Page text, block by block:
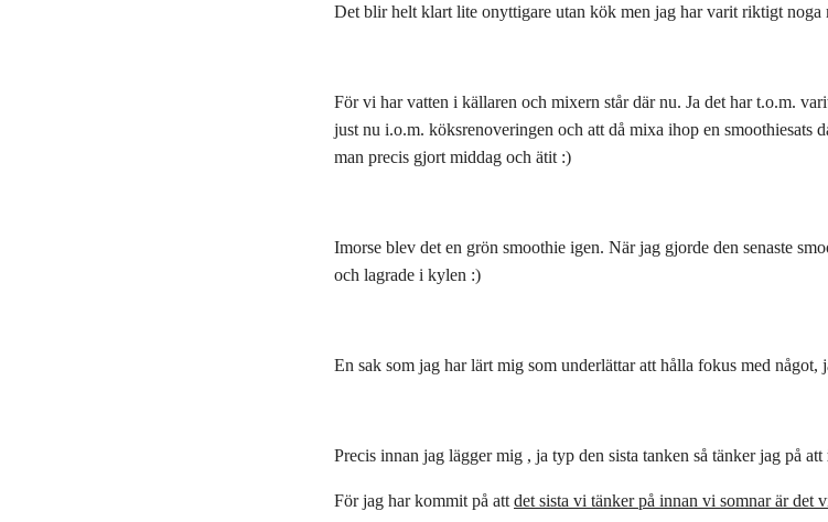
Det blir helt klart lite onyttigare utan kök men jag har varit riktigt noga
För vi har vatten i källaren och mixern står där nu. Ja det har t.o.m.
just nu i.o.m. köksrenoveringen och att då mixa ihop en smoothiesats
man precis gjort middag och ätit :)
Imorse blev det en grön smoothie igen. När jag gjorde den senaste
och lagrade i kylen :)
En sak som jag har lärt mig som underlättar att hålla fokus med
Precis innan jag lägger mig , ja typ den sista tanken så tänker jag på att
För jag har kommit på att det sista vi tänker på innan vi somnar är det